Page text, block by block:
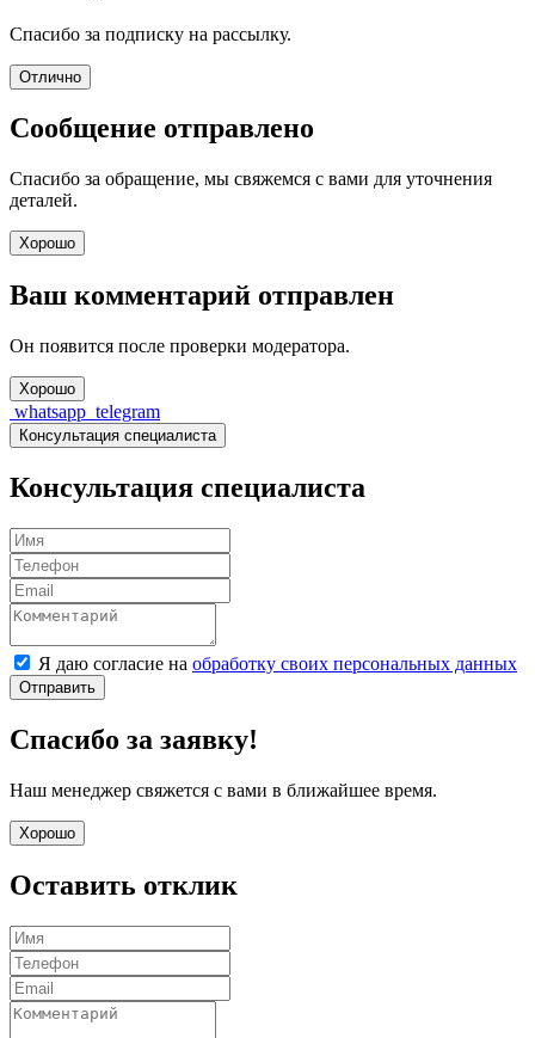
Спасибо за подписку на рассылку.
Отлично
Сообщение отправлено
Спасибо за обращение, мы свяжемся с вами для уточнения
деталей.
Хорошо
Ваш комментарий отправлен
Он появится после проверки модератора.
Хорошо
whatsapp telegram
Консультация специалиста
Консультация специалиста
Я даю согласие на обработку своих персональных данных
Отправить
Спасибо за заявку!
Наш менеджер свяжется с вами в ближайшее время.
Хорошо
Оставить отклик